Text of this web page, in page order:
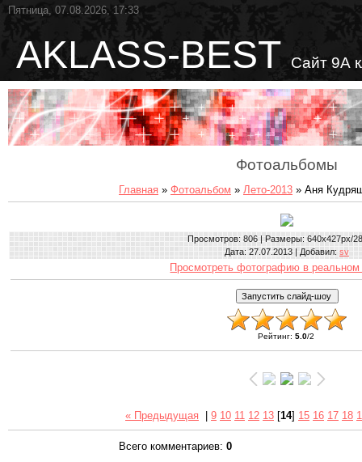
Пятница, 07.08.2026, 17:33
AKLASS-BEST Сайт 9А
Фотоальбомы
Главная » Фотоальбом » Лето-2013 » Аня
Просмотров: 806 | Размеры: 640x427px/
Дата: 27.07.2013 | Добавил: sv
Просмотреть фотографию в реальном
Рейтинг:5.0/2
« Предыдущая 9 10 11 12 13 [14] 15 16 17 18
Всего комментариев: 0